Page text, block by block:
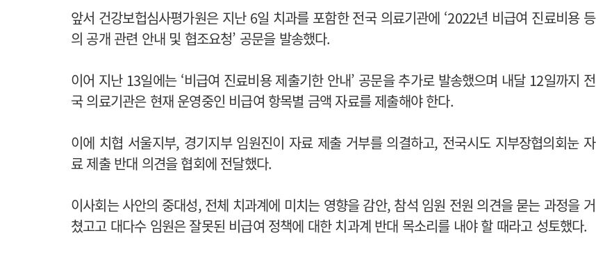
앞서 건강보헙심사평가원은 지난 6일 치과를 포함한 전국 의료기관에 ‘2022년 비급여 진료비용 등
의 공개 관련 안내 및 협조요청’ 공문을 발송했다.
이어 지난 13일에는 ‘비급여 진료비용 제출기한 안내’ 공문을 추가로 발송했으며 내달 12일까지 전
국 의료기관은 현재 운영중인 비급여 항목별 금액 자료를 제출해야 한다.
이에 치협 서울지부, 경기지부 임원진이 자료 제출 거부를 의결하고, 전국시도 지부장협의회눈 자
료 제출 반대 의견을 협회에 전달했다.
이사회는 사안의 중대성, 전체 치과계에 미치는 영향을 감안, 참석 임원 전원 의견을 묻는 과정을 거
쳤고고 대다수 임원은 잘못된 비급여 정책에 대한 치과계 반대 목소리를 내야 할 때라고 성토했다.